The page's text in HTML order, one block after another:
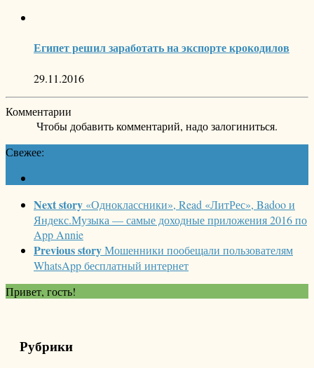
Египет решил заработать на экспорте крокодилов
29.11.2016
Комментарии
Чтобы добавить комментарий, надо залогиниться.
Свежее:
Next story «Одноклассники», Read «ЛитРес», Badoo и
Яндекс.Музыка — самые доходные приложения 2016 по
App Annie
Previous storyМошенники пообещали пользователям
WhatsApp бесплатный интернет
Привет, гость!
Рубрики